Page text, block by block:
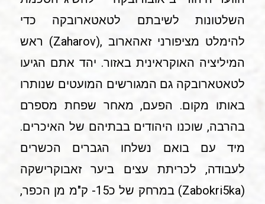
השלטונות לשיבתם לטאטארובקה כדי
להימלט מציפורני זאהארוב ,(Zaharov) ראש
המיליציה האוקראינית באזור. יהד אתם הגיעו
לטאטארובקה גם המגורשים המועטים שנותרו
באותו מקום. הפעם, מאחר שפחת מספרם
בהרבה, שוכנו היהודים בבתיהם של האיכרים.
מיד עם בואם נשלחו הגברים הכשרים
לעבודה, לכריתת עצים ביער זאבוקרישקה
(Zabokri5ka) במרחק של כ15- ק"מ מן הכפר,